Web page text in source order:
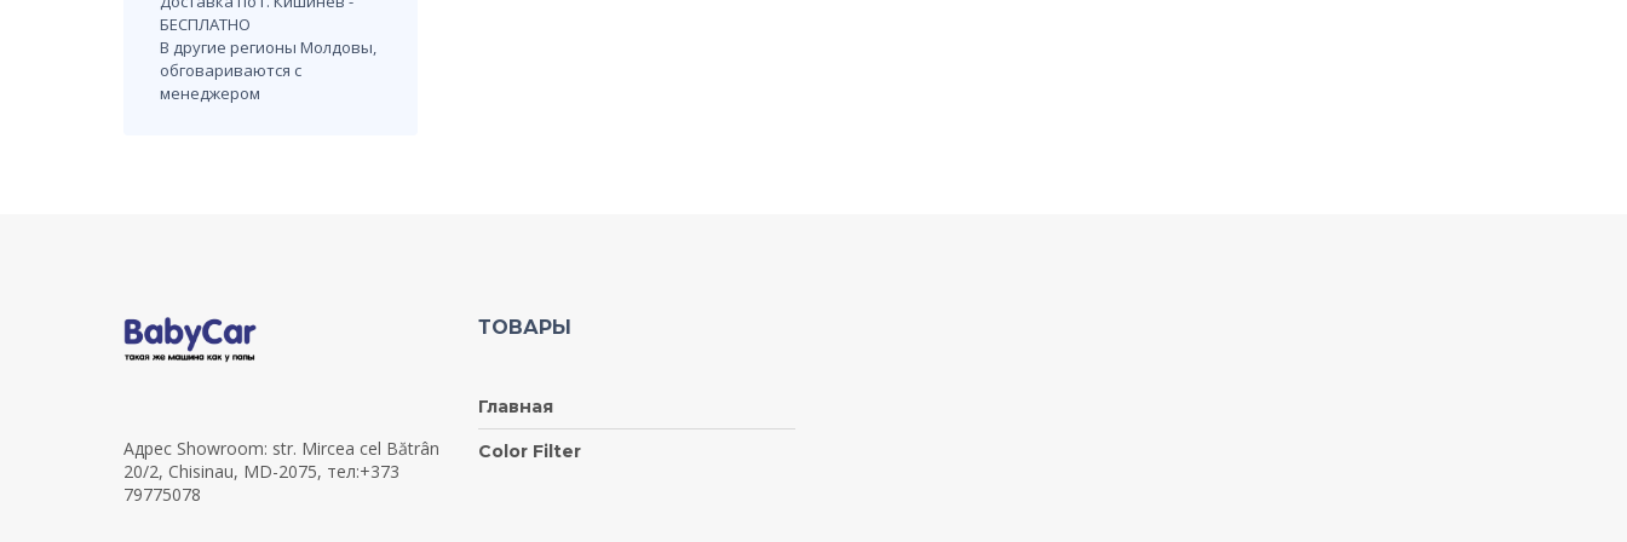
БЕСПЛАТНО
В другие регионы Молдовы,
обговариваются с
менеджером
Адрес Showroom: str. Mircea cel Bătrân
20/2, Chisinau, MD-2075, тел:+373
79775078
ТОВАРЫ
Главная
Color Filter